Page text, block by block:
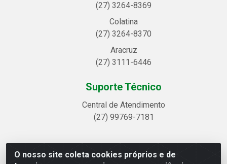
O nosso site coleta cookies próprios e de
(27) 3264-8369
Colatina
(27) 3264-8370
Aracruz
(27) 3111-6446
Suporte Técnico
Central de Atendimento
(27) 99769-7181
Linhavix Distribuidora LTDA - Avenida Alegre, 2521 -